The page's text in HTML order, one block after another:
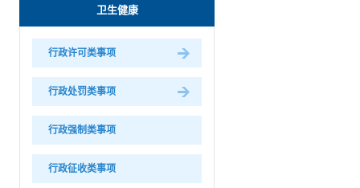
卫生健康
行政许可类事项
行政处罚类事项
行政强制类事项
行政征收类事项